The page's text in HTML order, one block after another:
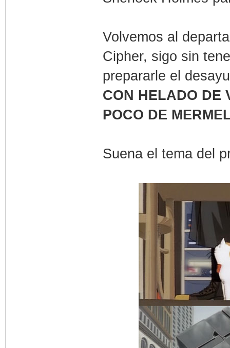
Volvemos al
Cipher, sigo sin
prepararle el
CON HELADO DE
POCO DE
Suena el tema del